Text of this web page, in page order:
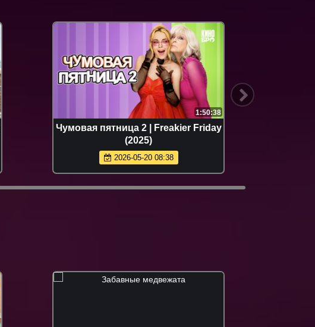
1:50:38
Чумовая пятница 2 | Freakier Friday
(2025)
2026-05-20 08:38